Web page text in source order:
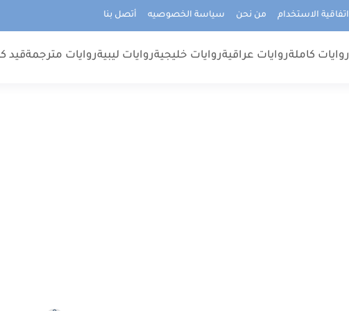
اتفاقية الاستخدام من نحن سياسة الخصوصيه أتصل بنا
روايات كاملةروايات عراقيةروايات خليجيةروايات ليبيةروايات مترجمةقيد